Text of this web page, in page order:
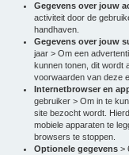
Gegevens over jouw
activiteit door de
handhaven.
Gegevens over jouw
jaar > Om een
kunnen tonen, dit wordt
voorwaarden van deze
Internetbrowser en
gebruiker > Om in te
site bezocht wordt.
mobiele apparaten te
browsers te stoppen.
Optionele gegevens >